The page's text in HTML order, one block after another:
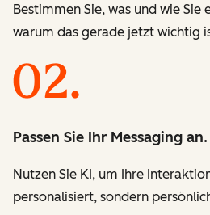
Bestimmen Sie, was und wie Sie
warum das gerade jetzt wichtig
Passen Sie Ihr Messaging an.
Nutzen Sie KI, um Ihre
personalisiert, sondern